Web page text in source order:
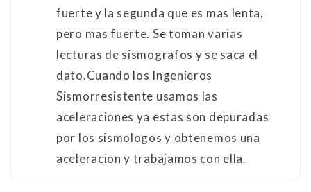
fuerte y la segunda que es mas lenta,
pero mas fuerte. Se toman varias
lecturas de sismografos y se saca el
dato.Cuando los Ingenieros
Sismorresistente usamos las
aceleraciones ya estas son depuradas
por los sismologos y obtenemos una
aceleracion y trabajamos con ella.